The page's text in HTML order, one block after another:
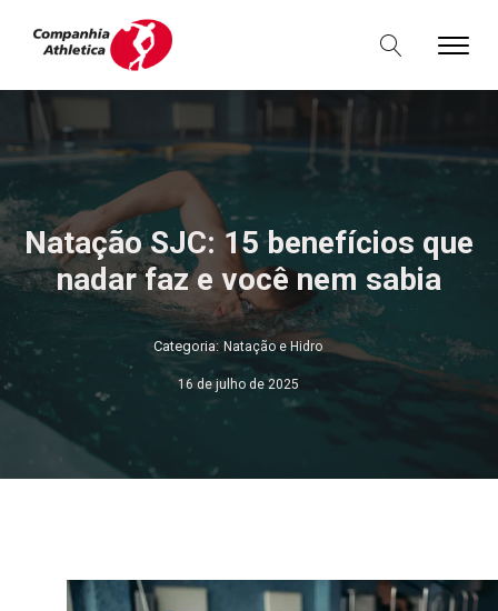
Natação SJC: 15 benefícios que
nadar faz e você nem sabia
Categoria: Natação e Hidro
16 de julho de 2025